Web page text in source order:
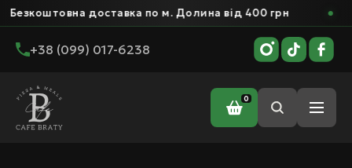
доставка по м. Долина від 400 грн
+38 (099) 017-6238
0
Головна /